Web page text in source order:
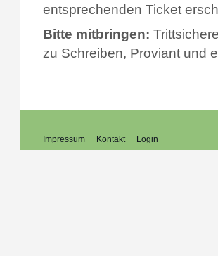
entsprechenden Ticket
Bitte mitbringen:
zu Schreiben, Proviant und
Impressum Kontakt Login